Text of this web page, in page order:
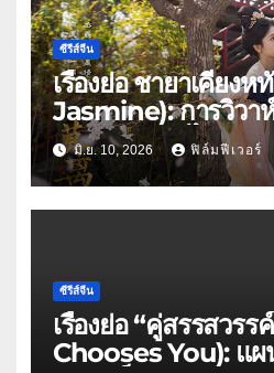
ซีรีส์จีน
เรื่องย่อ ชายาเคียง
Jasmine): การวิวา
ล้างแค้นของ ไป๋ลู่ x เ
WeTV
มิ.ย. 10, 2026 ฟิล์มฟีเวอร์
ซีรีส์จีน
เรื่องย่อ “คู่สรรสวรร
Chooses You): แผ